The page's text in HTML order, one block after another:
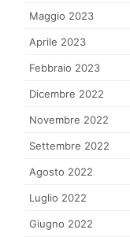
Maggio 2023
Aprile 2023
Febbraio 2023
Dicembre 2022
Novembre 2022
Settembre 2022
Agosto 2022
Luglio 2022
Giugno 2022